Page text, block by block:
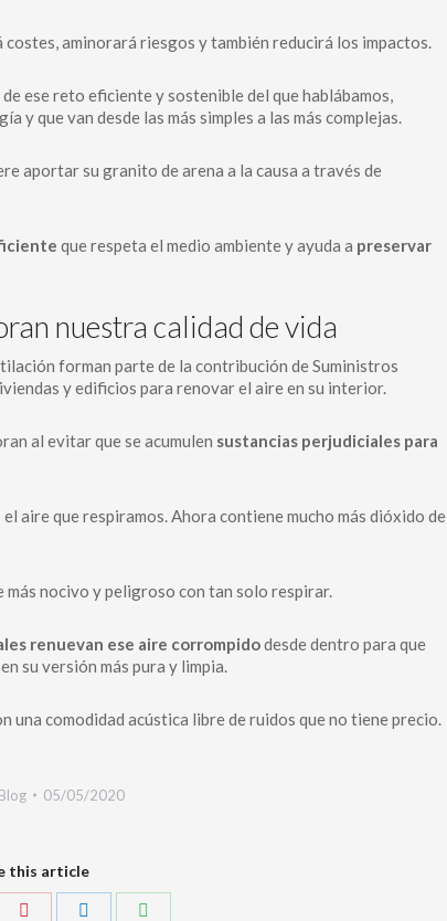
costes, aminorará riesgos y también reducirá los impactos.
ese reto eficiente y sostenible del que hablábamos,
y que van desde las más simples a las más complejas.
aportar su granito de arena a la causa a través de
que respeta el medio ambiente y ayuda a preservar
nuestra calidad de vida
forman parte de la contribución de Suministros
y edificios para renovar el aire en su interior.
al evitar que se acumulen sustancias perjudiciales para
aire que respiramos. Ahora contiene mucho más dióxido de
nocivo y peligroso con tan solo respirar.
renuevan ese aire corrompidodesde dentro para que
su versión más pura y limpia.
una comodidad acústica libre de ruidos que no tiene precio.
Blog 05/05/2020
this article